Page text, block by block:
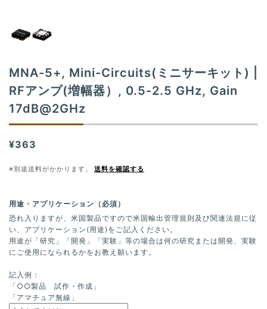
MNA-5+, Mini-Circuits(ミニサーキット) |
RFアンプ(増幅器）, 0.5-2.5 GHz, Gain
17dB@2GHz
¥363
※別途送料がかかります。 送料を確認する
用途・アプリケーション（必須）
恐れ入りますが、米国製品ですので米国輸出管理規則及び関連法規に従
い、アプリケーション(用途)をご記入ください。
用途が「研究」「開発」「実験」等の場合は何の研究または開発、実験
にご使用になられるかをお教え願います。
記入例：
「○○製品 試作・作成」
「アマチュア無線」